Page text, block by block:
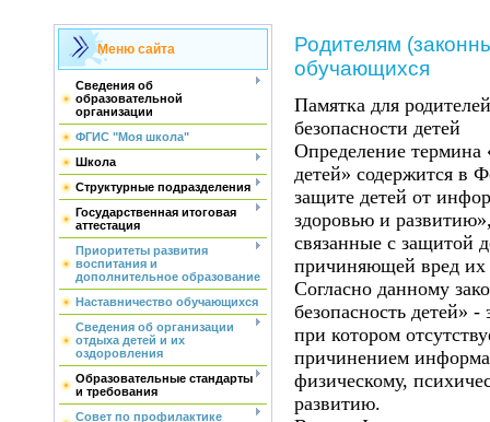
Меню сайта
Сведения об
образовательной
организации
ФГИС "Моя школа"
Школа
Структурные подразделения
Государственная итоговая
аттестация
Приоритеты развития
воспитания и
дополнительное образование
Наставничество обучающихся
Сведения об организации
отдыха детей и их
оздоровления
Образовательные стандарты
и требования
Совет по профилактике
Родителям
обучающихся
Памятка для
безопасности детей
Определение термина
детей» содержится в
защите детей от
здоровью и
связанные с защитой
причиняющей вред
Согласно данному
безопасность детей»
при котором
причинением
физическому,
развитию.